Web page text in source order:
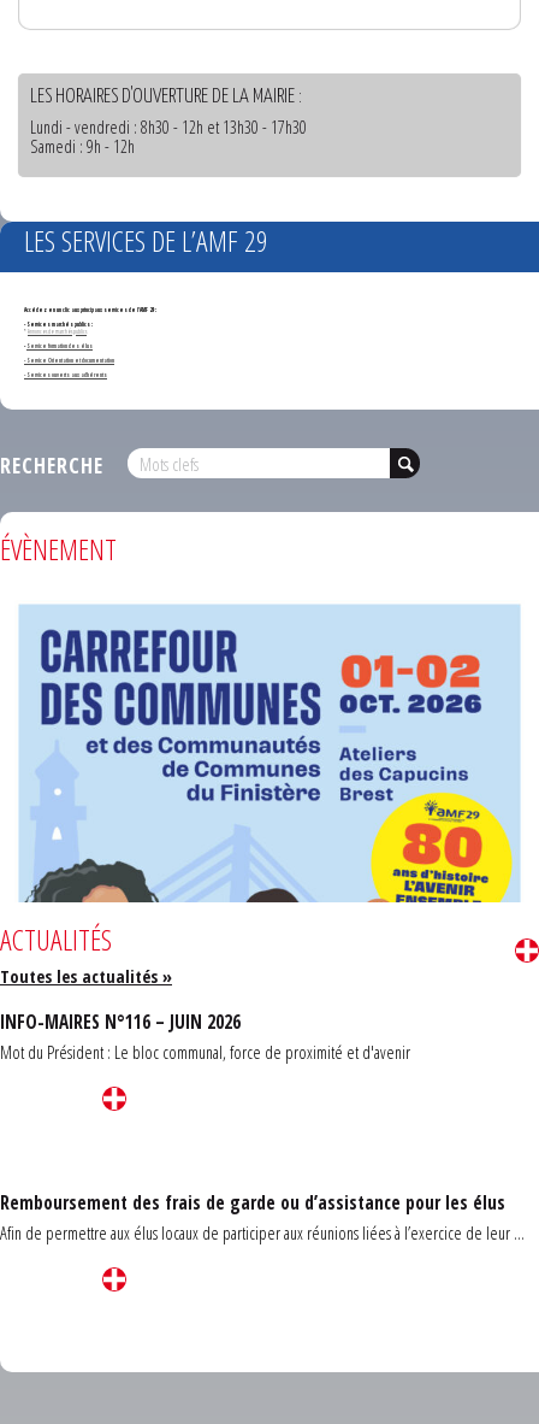
LES HORAIRES D'OUVERTURE DE LA MAIRIE :
Lundi - vendredi : 8h30 - 12h et 13h30 - 17h30
Samedi : 9h - 12h
LES SERVICES DE L’AMF 29
Accédez en un clic aux principaux services de l'AMF 29 :
- Services marchés publics :
*Annonces de marchés publics
-Service formation des élus
- Service Orientation et documentation
- Services ouverts aux adhérents
RECHERCHE
ÉVÈNEMENT
ACTUALITÉS
Toutes les actualités »
INFO-MAIRES N°116 – JUIN 2026
Mot du Président : Le bloc communal, force de proximité et d'avenir
Remboursement des frais de garde ou d’assistance pour les élus
Afin de permettre aux élus locaux de participer aux réunions liées à l’exercice de leur ...